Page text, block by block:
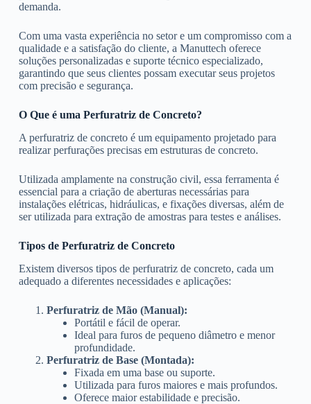
demanda.
Com uma vasta experiência no setor e um compromisso com a
qualidade e a satisfação do cliente, a Manuttech oferece
soluções personalizadas e suporte técnico especializado,
garantindo que seus clientes possam executar seus projetos
com precisão e segurança.
O Que é uma Perfuratriz de Concreto?
A perfuratriz de concreto é um equipamento projetado para
realizar perfurações precisas em estruturas de concreto.
Utilizada amplamente na construção civil, essa ferramenta é
essencial para a criação de aberturas necessárias para
instalações elétricas, hidráulicas, e fixações diversas, além de
ser utilizada para extração de amostras para testes e análises.
Tipos de Perfuratriz de Concreto
Existem diversos tipos de perfuratriz de concreto, cada um
adequado a diferentes necessidades e aplicações:
Perfuratriz de Mão (Manual):
Portátil e fácil de operar.
Ideal para furos de pequeno diâmetro e menor
profundidade.
Perfuratriz de Base (Montada):
Fixada em uma base ou suporte.
Utilizada para furos maiores e mais profundos.
Oferece maior estabilidade e precisão.